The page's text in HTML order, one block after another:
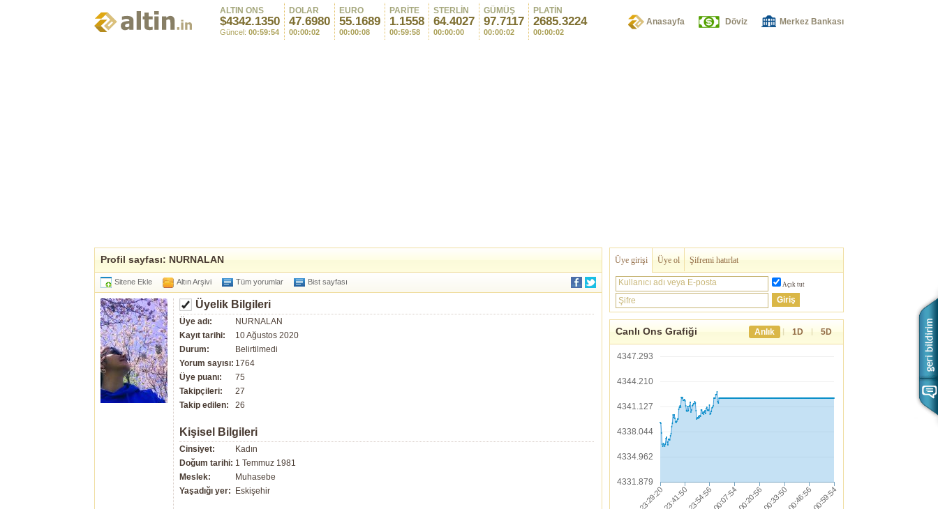
ALTIN ONS
$4342.1350
Güncel: 00:59:54
DOLAR
47.6980
00:00:02
EURO
55.1689
00:00:08
PARİTE
1.1558
00:59:58
STERLİN
64.4027
00:00:00
GÜMÜŞ
97.7117
00:00:02
PLATİN
2685.3224
00:00:02
Anasayfa Döviz Merkez Bankası
Profil sayfası: NURNALAN
Sitene Ekle Altın Arşivi Tüm yorumlar Bist sayfası
Üyelik Bilgileri
Üye adı:
NURNALAN
Kayıt tarihi:
10 Ağustos 2020
Durum:
Belirtilmedi
Yorum sayısı: 1764
Üye puanı:
75
Takipçileri:
27
Takip edilen:
26
Kişisel Bilgileri
Cinsiyet:
Kadın
Doğum tarihi: 1 Temmuz 1981
Meslek:
Muhasebe
Yaşadığı yer:
Eskişehir
Üye girişi Üye ol Şifremi hatırlat
Kullanıcı adı veya E-posta Açık tut
Şifre
Canlı Ons Grafiği Anlık | 1D | 5D
4347.293
4344.210
4341.127
4338.044
4334.962
4331.879